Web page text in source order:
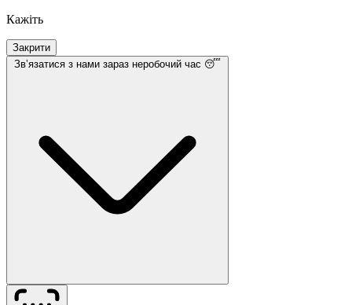
Кажіть
Закрити
Звʼязатися з нами зараз неробочий час 😴